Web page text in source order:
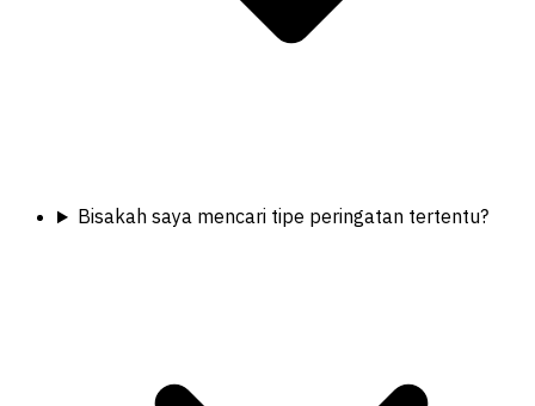
Bisakah saya mencari tipe peringatan tertentu?